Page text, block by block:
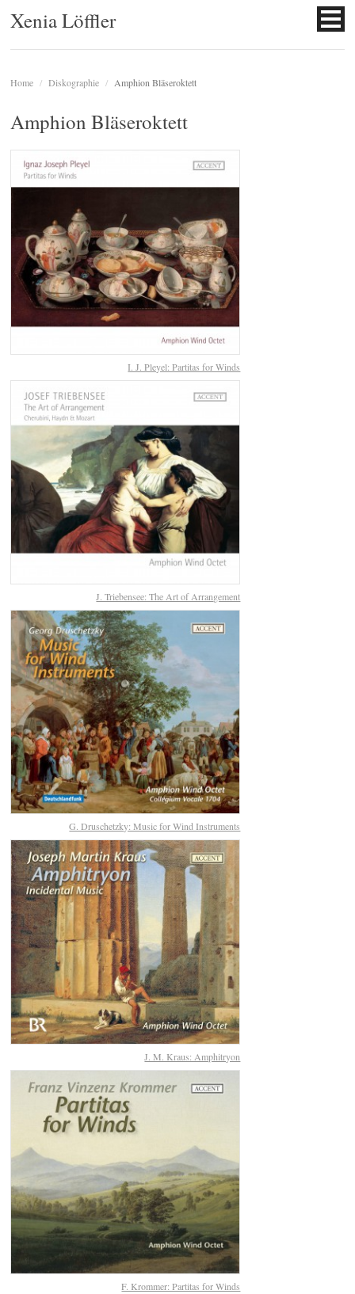
Xenia Löffler
Home / Diskographie / Amphion Bläseroktett
Amphion Bläseroktett
I. J. Pleyel: Partitas for Winds
J. Triebensee: The Art of Arrangement
G. Druschetzky: Music for Wind Instruments
J. M. Kraus: Amphitryon
F. Krommer: Partitas for Winds